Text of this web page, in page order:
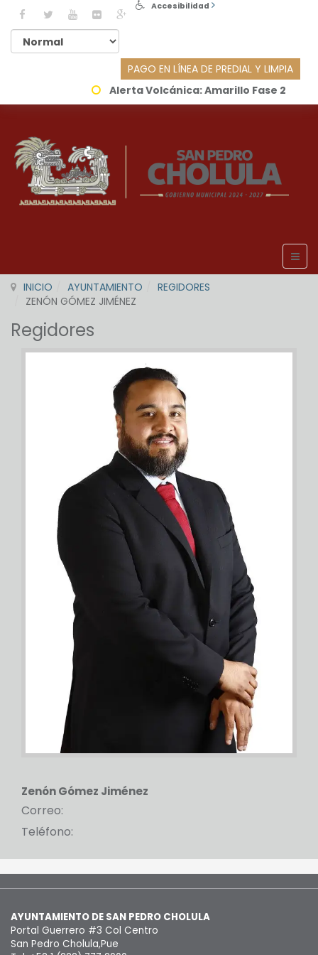
Accesibilidad
PAGO EN LÍNEA DE PREDIAL Y LIMPIA
Alerta Volcánica:Amarillo Fase 2
INICIO AYUNTAMIENTO
REGIDORES
ZENÓN GÓMEZ JIMÉNEZ
Regidores
Zenón Gómez Jiménez
Correo:
Teléfono:
AYUNTAMIENTO DE SAN PEDRO CHOLULA
Portal Guerrero #3 Col Centro
San Pedro Cholula,Pue